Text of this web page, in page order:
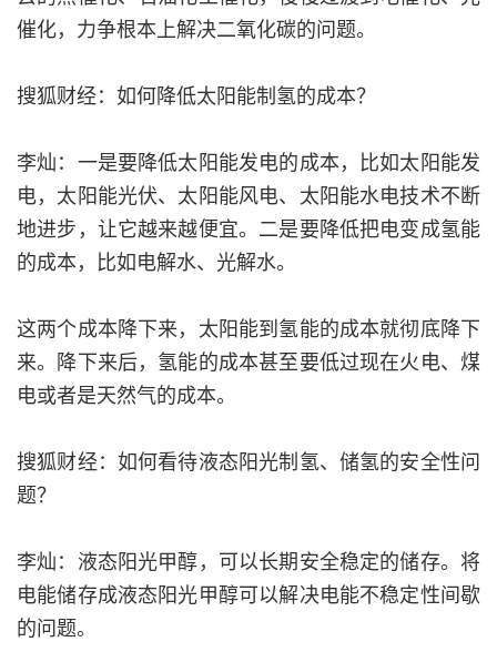
催化，力争根本上解决二氧化碳的问题。
搜狐财经：如何降低太阳能制氢的成本？
李灿：一是要降低太阳能发电的成本，比如太阳能发
电，太阳能光伏、太阳能风电、太阳能水电技术不断
地进步，让它越来越便宜。二是要降低把电变成氢能
的成本，比如电解水、光解水。
这两个成本降下来，太阳能到氢能的成本就彻底降下
来。降下来后，氢能的成本甚至要低过现在火电、煤
电或者是天然气的成本。
搜狐财经：如何看待液态阳光制氢、储氢的安全性问
题？
李灿：液态阳光甲醇，可以长期安全稳定的储存。将
电能储存成液态阳光甲醇可以解决电能不稳定性间歇
的问题。